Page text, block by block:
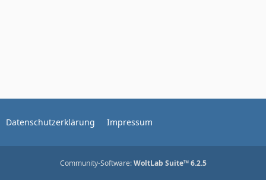
Datenschutzerklärung Impressum
Community-Software:WoltLab Suite™ 6.2.5